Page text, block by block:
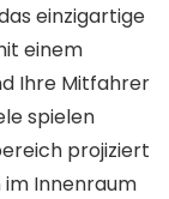
einzigartige
einem
Ihre Mitfahrer
spielen
projiziert
Innenraum